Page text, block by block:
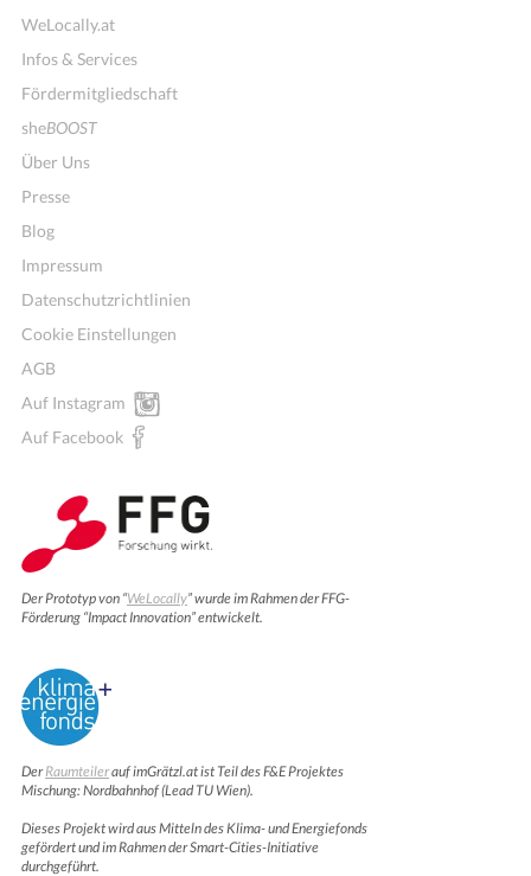
WeLocally.at
Infos & Services
Fördermitgliedschaft
sheBOOST
Über Uns
Presse
Blog
Impressum
Datenschutzrichtlinien
Cookie Einstellungen
AGB
Auf Instagram
Auf Facebook
Der Prototyp von “WeLocally” wurde im Rahmen der FFG-
Förderung “Impact Innovation” entwickelt.
DerRaumteilerauf imGrätzl.at ist Teil des F&E Projektes
Mischung: Nordbahnhof (Lead TU Wien).
Dieses Projekt wird aus Mitteln des Klima- und Energiefonds
gefördert und im Rahmen der Smart-Cities-Initiative
durchgeführt.